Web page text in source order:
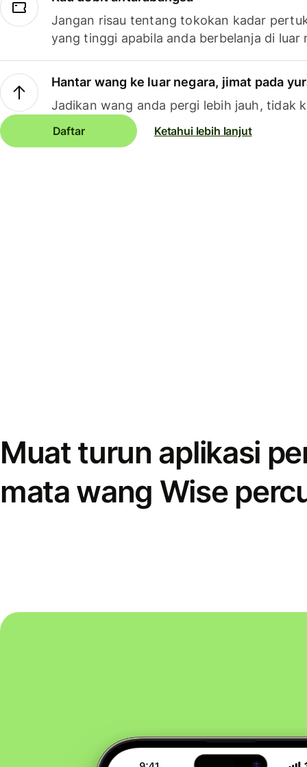
Jangan risau tentang tokokan kadar
yang tinggi apabila anda berbelanja di luar
Hantar wang ke luar negara, jimat pada
Jadikan wang anda pergi lebih jauh, tidak
Daftar Ketahui lebih lanjut
Muat turun aplikasi
mata wang Wise